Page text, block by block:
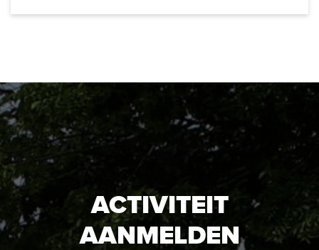
ACTIVITEIT
AANMELDEN